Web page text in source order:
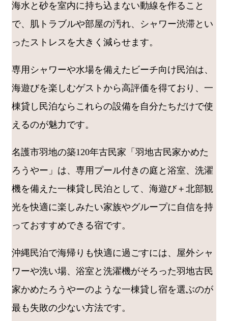
海水と砂を室内に持ち込まない動線を作ること
で、肌トラブルや部屋の汚れ、シャワー渋滞とい
ったストレスを大きく減らせます。
専用シャワーや水場を備えたビーチ向け民泊は、
海遊びを楽しむゲストから高評価を得ており、一
棟貸し民泊ならこれらの設備を自分たちだけで使
えるのが魅力です。
名護市羽地の築120年古民家「羽地古民家かめた
ろうやー」は、専用プール付きの庭と浴室、洗濯
機を備えた一棟貸し民泊として、海遊び＋北部観
光を快適に楽しみたい家族やグループに自信を持
っておすすめできる宿です。
沖縄民泊で海帰りも快適に過ごすには、屋外シャ
ワーや洗い場、浴室と洗濯機がそろった羽地古民
家かめたろうやーのような一棟貸し宿を選ぶのが
最も失敗の少ない方法です。